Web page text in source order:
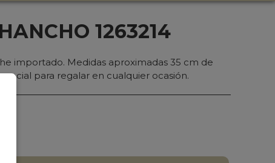
1263214
importado. Medidas aproximadas 35 cm de
para regalar en cualquier ocasión.